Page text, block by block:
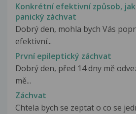
Konkrétní efektivní způsob,
panický záchvat
Dobrý den, mohla bych Vás
efektivní...
První epileptický záchvat
Dobrý den, před 14 dny mě
mě...
Záchvat
Chtela bych se zeptat o co se